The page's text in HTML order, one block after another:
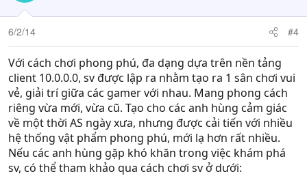
6/2/14 #4
Với cách chơi phong phú, đa dạng dựa trên nền tảng
client 10.0.0.0, sv được lập ra nhằm tạo ra 1 sân chơi vui
vẻ, giải trí giữa các gamer với nhau. Mang phong cách
riêng vừa mới, vừa cũ. Tạo cho các anh hùng cảm giác
về một thời AS ngày xưa, nhưng được cải tiến với nhiều
hệ thống vật phẩm phong phú, mới lạ hơn rất nhiều.
Nếu các anh hùng gặp khó khăn trong việc khám phá
sv, có thể tham khảo qua cách chơi sv ở dưới: